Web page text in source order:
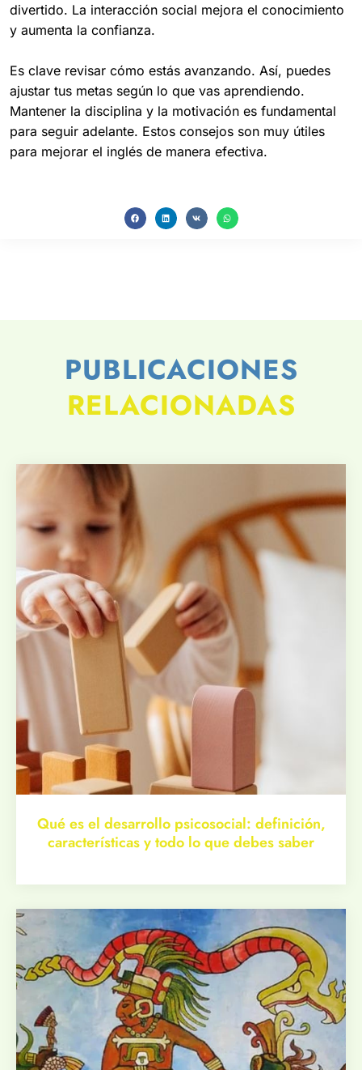
divertido. La interacción social mejora el conocimiento
y aumenta la confianza.
Es clave revisar cómo estás avanzando. Así, puedes
ajustar tus metas según lo que vas aprendiendo.
Mantener la disciplina y la motivación es fundamental
para seguir adelante. Estos consejos son muy útiles
para mejorar el inglés de manera efectiva.
PUBLICACIONES
RELACIONADAS
Qué es el desarrollo psicosocial: definición,
características y todo lo que debes saber